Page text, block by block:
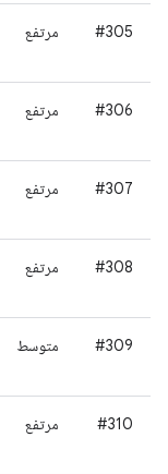
#305 مرتفع
#306 مرتفع
#307 مرتفع
#308 مرتفع
#309 متوسط
#310 مرتفع